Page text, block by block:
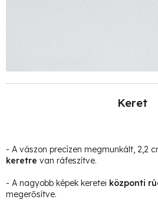
Keret
- A vászon precízen megmunkált, 2,2
keretre van ráfeszítve.
- A nagyobb képek keretei központi
megerősítve.